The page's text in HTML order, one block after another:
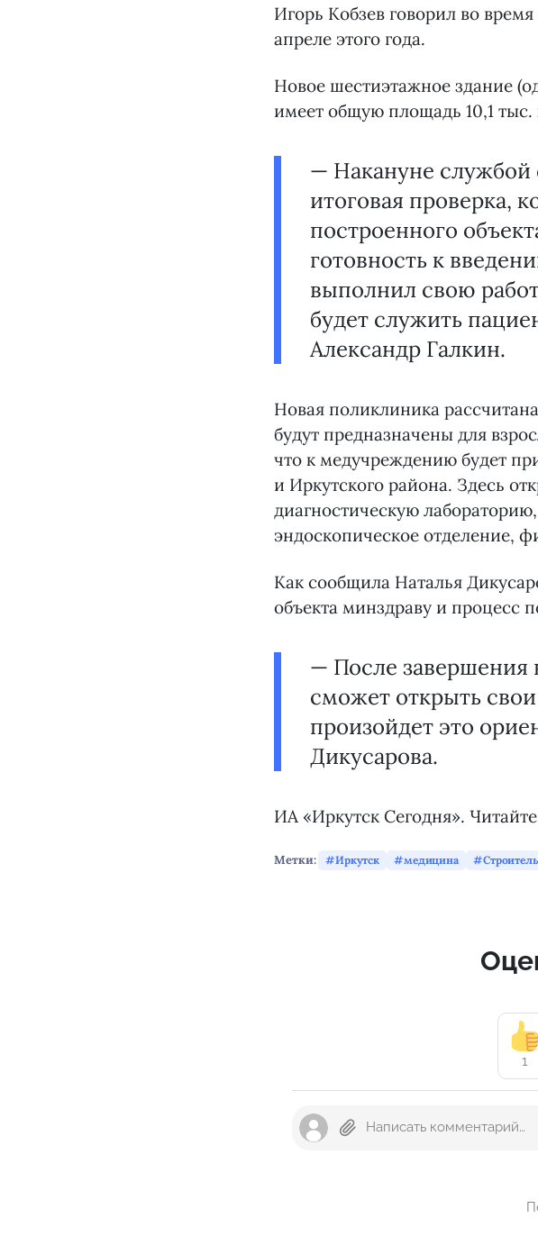
Игорь Кобзев говорил во
апреле этого года.
Новое шестиэтажное здание
имеет общую площадь 10,1 тыс.
— Накануне службой
итоговая проверка,
построенного
готовность к
выполнил свою
будет служить
Александр Галкин.
Новая поликлиника
будут предназначены для
что к медучреждению будет
и Иркутского района. Здесь
диагностическую
эндоскопическое отделение,
Как сообщила Наталья
объекта минздраву и процесс
— После завершения
сможет открыть
произойдет это
Дикусарова.
ИА «Иркутск Сегодня».
Метки: Иркутск медицина
1